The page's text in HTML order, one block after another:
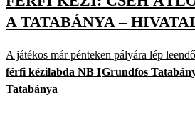
A TATABÁNYA –
A játékos már pénteken pályára lép
férfi kézilabda NB IGrundfos
Tatabánya